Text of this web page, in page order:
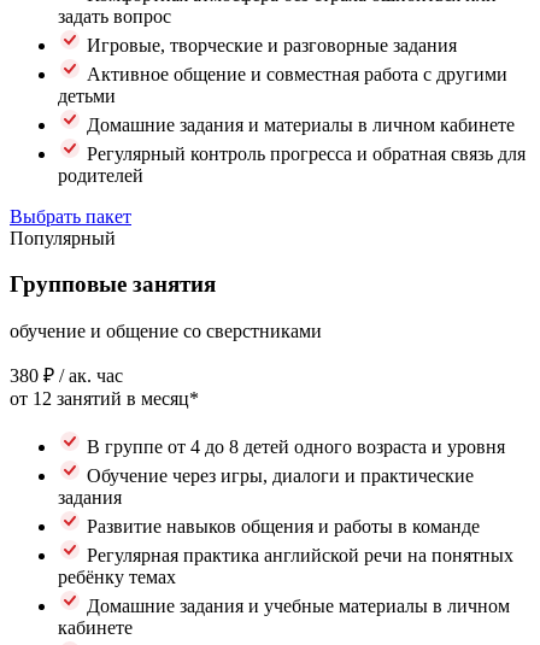
задать вопрос
Игровые, творческие и разговорные задания
Активное общение и совместная работа с другими
детьми
Домашние задания и материалы в личном кабинете
Регулярный контроль прогресса и обратная связь для
родителей
Выбрать пакет
Популярный
Групповые занятия
обучение и общение со сверстниками
380 ₽ / ак. час
от 12 занятий в месяц*
В группе от 4 до 8 детей одного возраста и уровня
Обучение через игры, диалоги и практические
задания
Развитие навыков общения и работы в команде
Регулярная практика английской речи на понятных
ребёнку темах
Домашние задания и учебные материалы в личном
кабинете